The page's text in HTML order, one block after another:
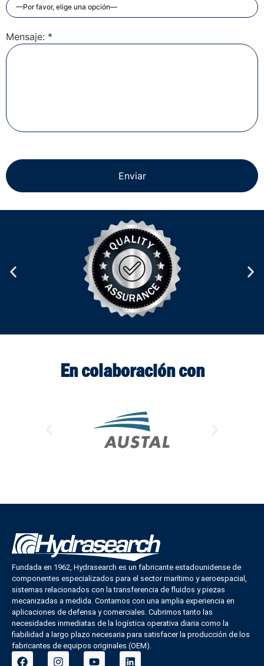
Mensaje: *
En colaboración con​
Fundada en 1962, Hydrasearch es un fabricante estadounidense de
componentes especializados para el sector marítimo y aeroespacial,
sistemas relacionados con la transferencia de fluidos y piezas
mecanizadas a medida. Contamos con una amplia experiencia en
aplicaciones de defensa y comerciales. Cubrimos tanto las
necesidades inmediatas de la logística operativa diaria como la
fiabilidad a largo plazo necesaria para satisfacer la producción de los
fabricantes de equipos originales (OEM).